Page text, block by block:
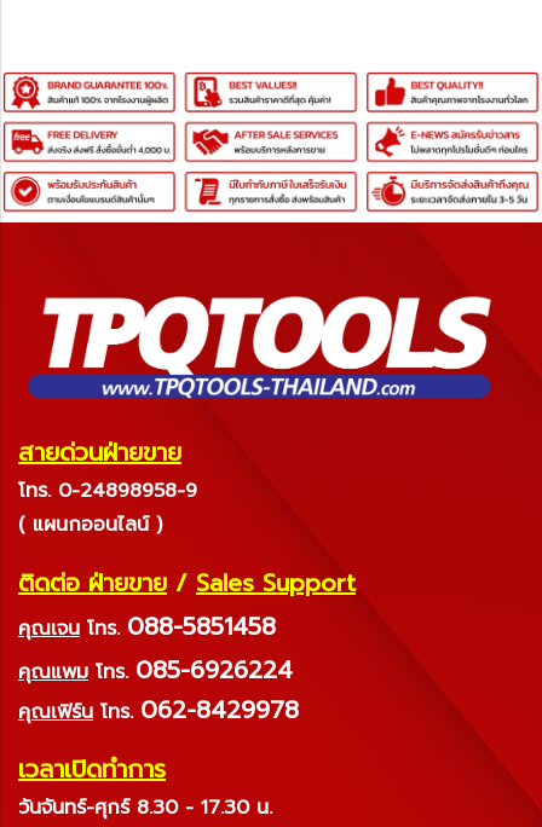
สายด่วนฝ่ายขาย
โทร. 0-24898958-9
( แผนกออนไลน์ )
ติดต่อ ฝ่ายขาย / Sales Support
คุณเจน โทร. 088-5851458
คุณแพม โทร. 085-6926224
คุณเฟิร์น โทร. 062-8429978
เวลาเปิดทำการ
วันจันทร์-ศุกร์ 8.30 - 17.30 น.